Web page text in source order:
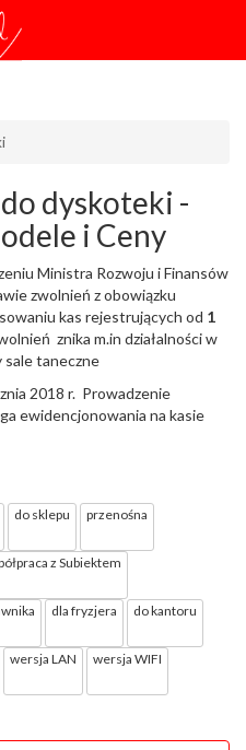
dyskoteki -
i Ceny
Ministra Rozwoju i Finansów
zwolnień z obowiązku
kas rejestrujących od 1
znika m.in działalności w
sale taneczne
2018 r. Prowadzenie
ewidencjonowania na kasie
do sklepu przenośna
z Subiektem
dla fryzjera do kantoru
wersja LAN wersja WIFI